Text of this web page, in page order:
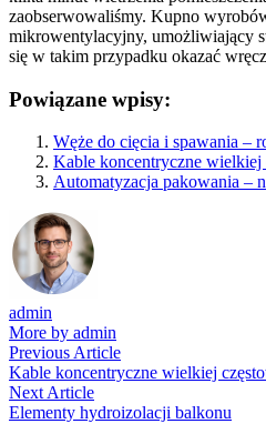
zaobserwowaliśmy. Kupno
mikrowentylacyjny, umożliwiający
się w takim przypadku okazać
Powiązane wpisy:
Węże do cięcia i spawania –
Kable koncentryczne wielkiej
Automatyzacja pakowania –
admin
More by admin
Nawigacja
wpisu
Previous ArticlePrevious
article:
Kable koncentryczne wielkiej
Next ArticleNext
article:
Elementy hydroizolacji balkonu